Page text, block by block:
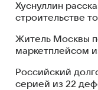
Хуснуллин
строительстве
Житель Москвы
маркетплейсом
Российский
серией из 22